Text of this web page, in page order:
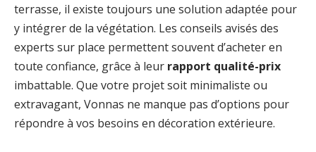
terrasse, il existe toujours une solution adaptée pour
y intégrer de la végétation. Les conseils avisés des
experts sur place permettent souvent d’acheter en
toute confiance, grâce à leur rapport qualité-prix
imbattable. Que votre projet soit minimaliste ou
extravagant, Vonnas ne manque pas d’options pour
répondre à vos besoins en décoration extérieure.